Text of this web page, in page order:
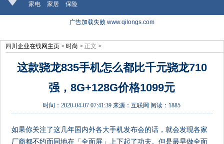
家电
家居 保险
广告加载失败 www.qilongs.com
四川企业在线网主页 > 时尚 > 正文 >
这款骁龙835手机怎么都比千元骁龙710
强，8G+128G价格1099元
时间：2020-04-07 07:41:39 来源：互联网 阅读：1885
如果你关注了这几年国内外各大手机发布会的话，就会发现各家
厂商都不约而同地在「全面屏」上下起了功夫。但是最早做全面